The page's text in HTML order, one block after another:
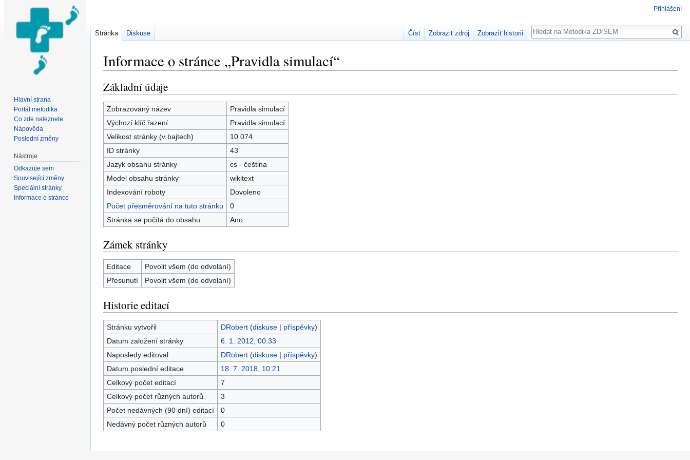
Informace o stránce „Pravidla simulací“
Základní údaje
Zobrazovaný název
Pravidla simulací
Výchozí klíč řazení
Pravidla simulací
Velikost stránky (v bajtech)
10 074
ID stránky
43
Jazyk obsahu stránky
cs - čeština
Model obsahu stránky
wikitext
Indexování roboty
Dovoleno
Počet přesměrování na tuto stránku
0
Stránka se počítá do obsahu
Ano
Zámek stránky
Editace
Povolit všem (do odvolání)
Přesunutí
Povolit všem (do odvolání)
Historie editací
Stránku vytvořil DRobert (diskuse| příspěvky)
Datum založení stránky
6. 1. 2012, 00:33
Naposledy editoval
DRobert (diskuse| příspěvky)
Datum poslední editace
18. 7. 2018, 10:21
Celkový počet editací
7
Celkový počet různých autorů
3
Počet nedávných (90 dní) editací
0
Nedávný počet různých autorů
0
Přihlášení
Stránka Diskuse Číst Zobrazit zdroj Zobrazit historii
Hledat
Hlavní strana
Portál metodika
Co zde naleznete
Nápověda
Poslední změny
Nástroje
Odkazuje sem
Související změny
Speciální stránky
Informace o stránce